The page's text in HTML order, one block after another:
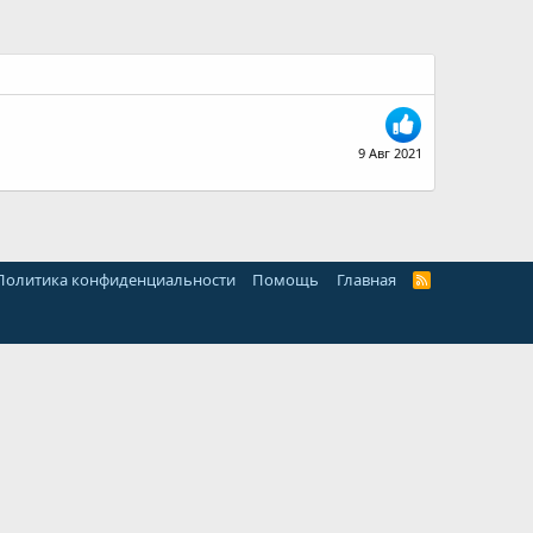
9 Авг 2021
конфиденциальности Помощь Главная
R